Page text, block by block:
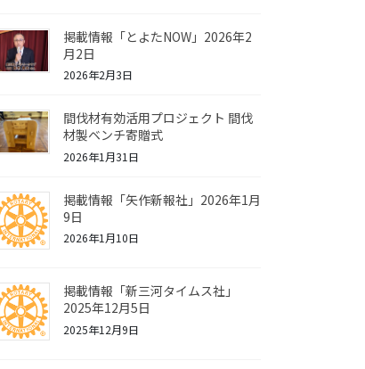
掲載情報「とよたNOW」2026年2
月2日
2026年2月3日
間伐材有効活用プロジェクト 間伐
材製ベンチ寄贈式
2026年1月31日
掲載情報「矢作新報社」2026年1月
9日
2026年1月10日
掲載情報「新三河タイムス社」
2025年12月5日
2025年12月9日